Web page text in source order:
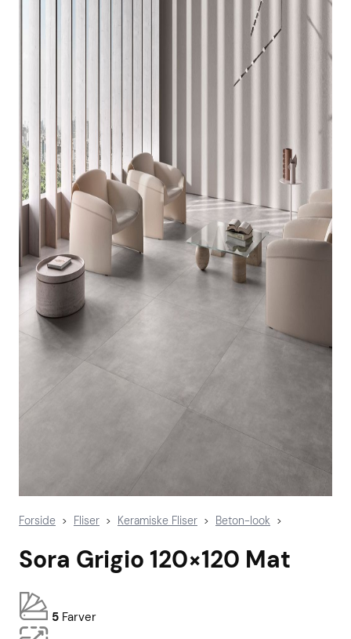
Forside > Fliser > Keramiske Fliser > Beton-look >
Sora Grigio 120×120 Mat
5 Farver